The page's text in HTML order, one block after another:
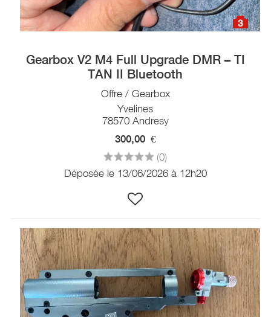
3
Gearbox V2 M4 Full Upgrade DMR – TI
TAN II Bluetooth
Offre / Gearbox
Yvelines
78570 Andresy
300,00 €
(0)
Déposée le 13/06/2026 à 12h20